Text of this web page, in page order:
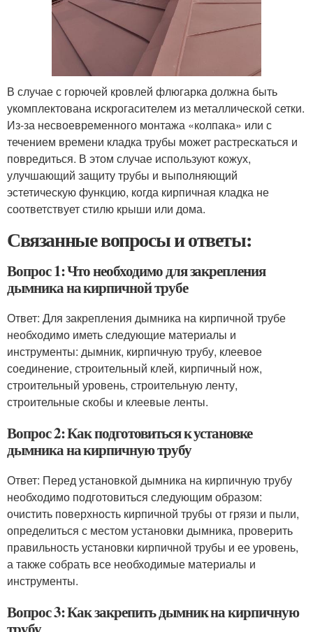
В случае с горючей кровлей флюгарка должна быть
укомплектована искрогасителем из металлической сетки.
Из-за несвоевременного монтажа «колпака» или с
течением времени кладка трубы может растрескаться и
повредиться. В этом случае используют кожух,
улучшающий защиту трубы и выполняющий
эстетическую функцию, когда кирпичная кладка не
соответствует стилю крыши или дома.
Связанные вопросы и ответы:
Вопрос 1: Что необходимо для закрепления
дымника на кирпичной трубе
Ответ: Для закрепления дымника на кирпичной трубе
необходимо иметь следующие материалы и
инструменты: дымник, кирпичную трубу, клеевое
соединение, строительный клей, кирпичный нож,
строительный уровень, строительную ленту,
строительные скобы и клеевые ленты.
Вопрос 2: Как подготовиться к установке
дымника на кирпичную трубу
Ответ: Перед установкой дымника на кирпичную трубу
необходимо подготовиться следующим образом:
очистить поверхность кирпичной трубы от грязи и пыли,
определиться с местом установки дымника, проверить
правильность установки кирпичной трубы и ее уровень,
а также собрать все необходимые материалы и
инструменты.
Вопрос 3: Как закрепить дымник на кирпичную